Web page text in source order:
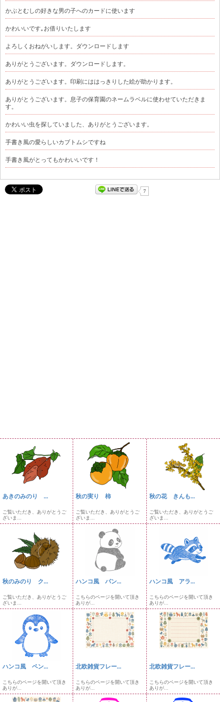
かぶとむしの好きな男の子へのカードに使います
かわいいです｡お借りいたします
よろしくおねがいします。ダウンロードします
ありがとうございます。ダウンロードします。
ありがとうございます。印刷にははっきりした絵が助かります。
ありがとうございます。息子の保育園のネームラベルに使わせていただきま
す。
かわいい虫を探していました、ありがとうございます。
手書き風の愛らしいカブトムシですね
手書き風がとってもかわいいです！
7
あきのみのり ...
ご覧いただき、ありがとうご
ざいま...
秋の実り 柿
ご覧いただき、ありがとうご
ざいま...
秋の花 きんも...
ご覧いただき、ありがとうご
ざいま...
秋のみのり ク...
ご覧いただき、ありがとうご
ざいま...
ハンコ風 パン...
こちらのページを開いて頂き
ありが...
ハンコ風 アラ...
こちらのページを開いて頂き
ありが...
ハンコ風 ペン...
こちらのページを開いて頂き
ありが...
北欧雑貨フレー...
こちらのページを開いて頂き
ありが...
北欧雑貨フレー...
こちらのページを開いて頂き
ありが...